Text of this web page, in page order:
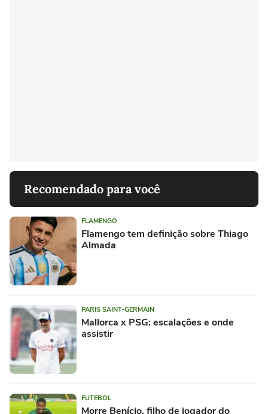
Recomendado para você
FLAMENGO
Flamengo tem definição sobre Thiago
Almada
PARIS SAINT-GERMAIN
Mallorca x PSG: escalações e onde
assistir
FUTEBOL
Morre Benício, filho de jogador do